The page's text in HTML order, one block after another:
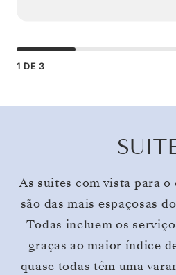
1 DE 3
As suites com vista para o
são das mais espaçosas
Todas incluem os
graças ao maior índice
quase todas têm uma